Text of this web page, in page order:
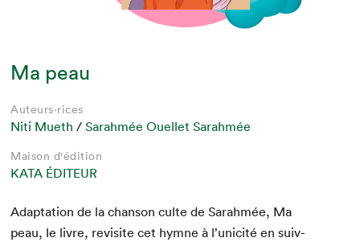
Ma peau
Auteurs·rices
Niti Mueth /Sarahmée Ouellet Sarahmée
Maison d'édition
KATA ÉDITEUR
Adap­ta­tion de la chan­son culte de Sarah­mée, Ma
peau, le livre, revis­ite cet hymne à l’unicité en suiv­